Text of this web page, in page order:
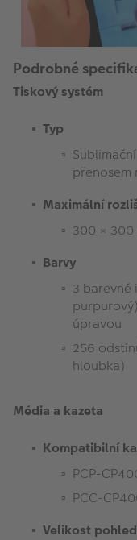
Podrobné
Tiskový systém
Typ
přenosem
Maximální
300 × 300
Barvy
3 barevné
úpravou
256
hloubka)
Média a kazeta
Kompatibilní
PCP-
PCC-
Velikost